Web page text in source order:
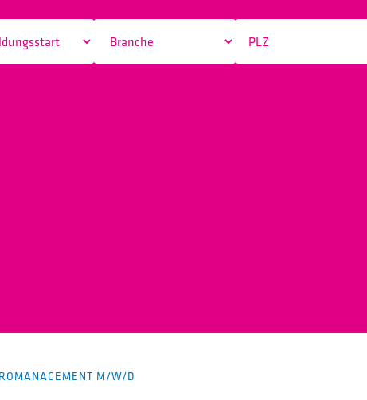
M/W/D